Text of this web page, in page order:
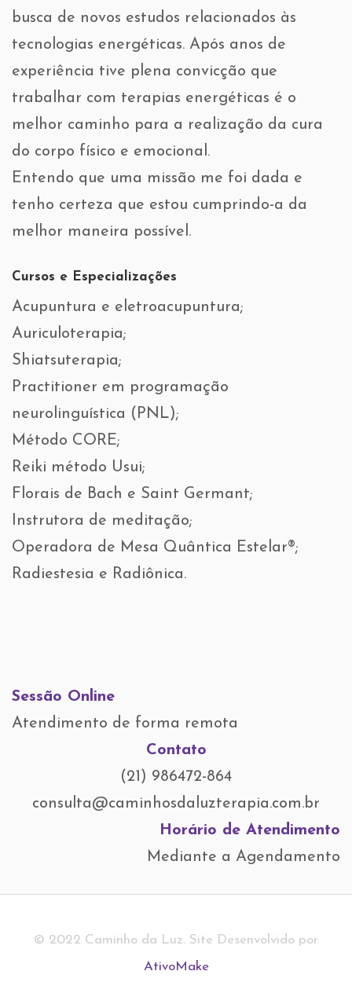
busca de novos estudos relacionados às
tecnologias energéticas. Após anos de
experiência tive plena convicção que
trabalhar com terapias energéticas é o
melhor caminho para a realização da cura
do corpo físico e emocional.
Entendo que uma missão me foi dada e
tenho certeza que estou cumprindo-a da
melhor maneira possível.
Cursos e Especializações
Acupuntura e eletroacupuntura;
Auriculoterapia;
Shiatsuterapia;
Practitioner em programação
neurolinguística (PNL);
Método CORE;
Reiki método Usui;
Florais de Bach e Saint Germant;
Instrutora de meditação;
Operadora de Mesa Quântica Estelar®;
Radiestesia e Radiônica.
Sessão Online
Atendimento de forma remota
Contato
(21) 986472-864
consulta@caminhosdaluzterapia.com.br
Horário de Atendimento
Mediante a Agendamento
© 2022 Caminho da Luz. Site Desenvolvido por
AtivoMake